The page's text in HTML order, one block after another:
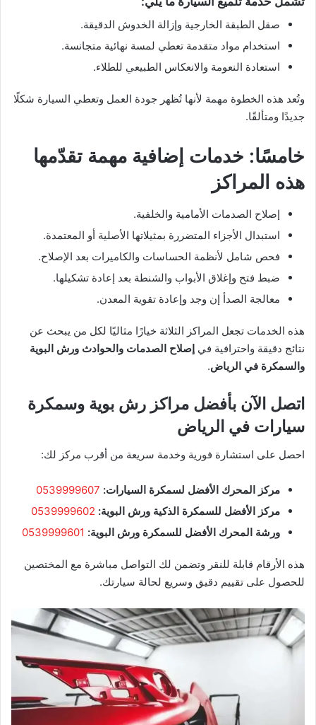
صقل الطبقة الخارجية وإزالة الخدوش الدقيقة.
استخدام مواد متقدمة تعطي لمسة نهائية متجانسة.
استعادة النعومة والانعكاس الطبيعي للطلاء.
وتُعد هذه الخطوة مهمة لأنها تُظهر جودة العمل وتعطي السيارة شكلًا
جديدًا ومتألقًا.
خامسًا: خدمات إضافية مهمة تقدّمها
هذه المراكز
إصلاح الصدمات الأمامية والخلفية.
استبدال الأجزاء المتضررة بمثيلاتها الأصلية أو المعتمدة.
فحص شامل لأنظمة الحساسات والكاميرات بعد الإصلاح.
ضبط فتح وإغلاق الأبواب والشنطة بعد إعادة تشكيلها.
معالجة الصدأ إن وجد وإعادة تقوية المعدن.
هذه الخدمات تجعل المراكز الثلاثة خيارًا مثاليًا لكل من يبحث عن
نتائج دقيقة واحترافية في إصلاح الصدمات والحوادث ورش البوية
والسمكرة في الرياض.
اتصل الآن بأفضل مراكز رش بوية وسمكرة
سيارات في الرياض
احصل على استشارة فورية وخدمة سريعة من أقرب مركز لك:
مركز المحرك الأفضل لسمكرة السيارات: 0539999607
مركز الأفضل للسمكرة الذكية ورش البوية: 0539999602
ورشة المحرك الأفضل للسمكرة ورش البوية: 0539999601
هذه الأرقام قابلة للنقر وتضمن لك التواصل مباشرة مع المختصين
للحصول على تقييم دقيق وسريع لحالة سيارتك.